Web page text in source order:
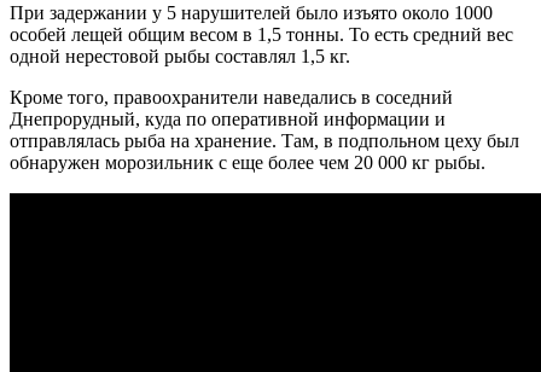
При задержании у 5 нарушителей было изъято около 1000
особей лещей общим весом в 1,5 тонны. То есть средний вес
одной нерестовой рыбы составлял 1,5 кг.
Кроме того, правоохранители наведались в соседний
Днепрорудный, куда по оперативной информации и
отправлялась рыба на хранение. Там, в подпольном цеху был
обнаружен морозильник с еще более чем 20 000 кг рыбы.